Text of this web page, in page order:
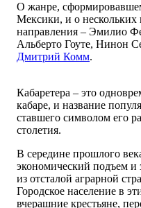
О жанре,
Мексики, и о нескольких
направления – Эмилио
Альберто Гоуте, Нинон
Дмитрий Комм.
Кабаретера – это
кабаре, и название
ставшего символом его
столетия.
В середине прошлого
экономический подъем и
из отсталой аграрной
Городское население в
вчерашние крестьяне,